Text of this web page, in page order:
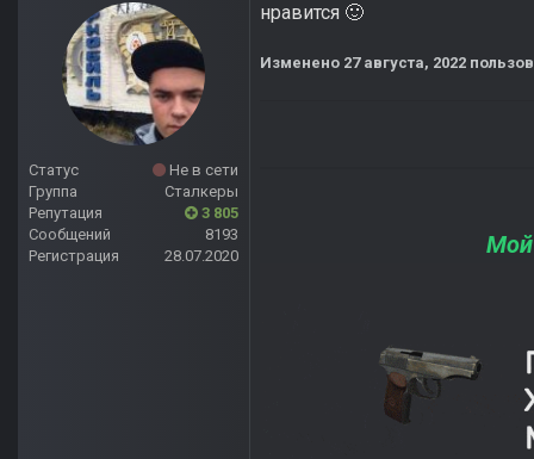
Статус
Не в сети
Группа
Сталкеры
Репутация
3 805
Сообщений
8193
Регистрация
28.07.2020
нравится 🙂
Изменено 27 августа, 2022